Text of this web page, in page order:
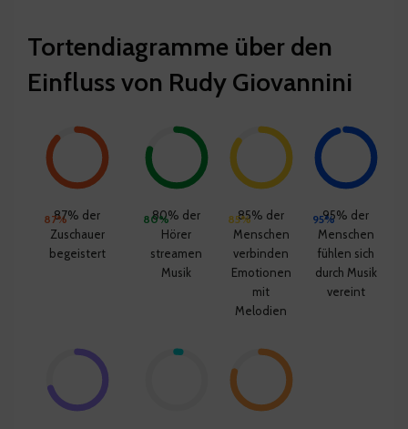
Tortendiagramme über den
Einfluss von Rudy Giovannini
87%87% der
Zuschauer
begeistert
80%
80% der
Hörer
streamen
Musik
85%85% der
Menschen
verbinden
Emotionen
mit
Melodien
95%95% der
Menschen
fühlen sich
durch Musik
vereint